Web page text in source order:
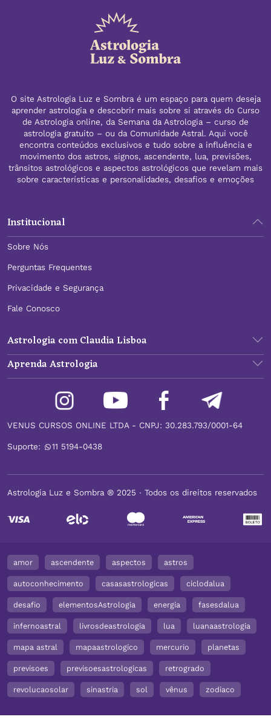
O site Astrologia Luz e Sombra é um espaço para quem deseja
aprender astrologia e descobrir mais sobre si através do Curso
de Astrologia online, da Semana da Astrologia – curso de
astrologia gratuito – ou da Comunidade Astral. Aqui você
encontra conteúdos exclusivos e tudo sobre a influência e
movimento dos astros, signos, ascendente, lua, previsões,
trânsitos astrológicos e aspectos astrológicos que revelam mais
sobre características e personalidades, desafios e emoções
Institucional
Sobre Nós
Perguntas Frequentes
Privacidade e Segurança
Fale Conosco
Astrologia com Claudia Lisboa
Aprenda Astrologia
VENUS CURSOS ONLINE LTDA - CNPJ: 30.283.793/0001-64
Suporte: 11 5194-0438
Astrologia Luz e Sombra ® 2025 ∙ Todos os direitos reservados
amor ascendente aspectos astros
autoconhecimento casasastrologicas ciclodalua
desafio elementosAstrologia energia fasesdalua
infernoastral livrosdeastrologia lua luanaastrologia
mapa astral mapaastrologico mercurio planetas
previsoes previsoesastrologicas retrogrado
revolucaosolar sinastria sol vênus zodiaco